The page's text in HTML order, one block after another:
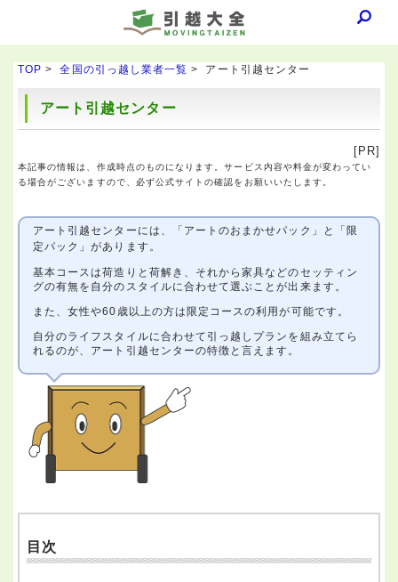
TOP >全国の引っ越し業者一覧 > アート引越センター
アート引越センター
[PR]
本記事の情報は、作成時点のものになります。サービス内容や料金が変わってい
る場合がございますので、必ず公式サイトの確認をお願いいたします。
アート引越センターには、「アートのおまかせパック」と「限
定パック」があります。
基本コースは荷造りと荷解き、それから家具などのセッティン
グの有無を自分のスタイルに合わせて選ぶことが出来ます。
また、女性や60歳以上の方は限定コースの利用が可能です。
自分のライフスタイルに合わせて引っ越しプランを組み立てら
れるのが、アート引越センターの特徴と言えます。
目次